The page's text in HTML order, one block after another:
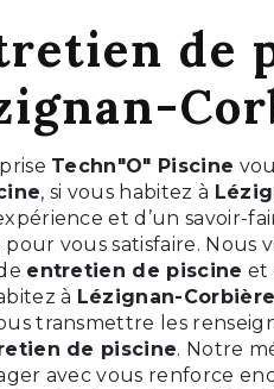
de
Techn"O" Piscine
, si vous habitez à
et d’un savoir-
vous satisfaire. Nous
entretien de piscine et
à Lézignan-
transmettre les
de piscine. Notre
avec vous renforce